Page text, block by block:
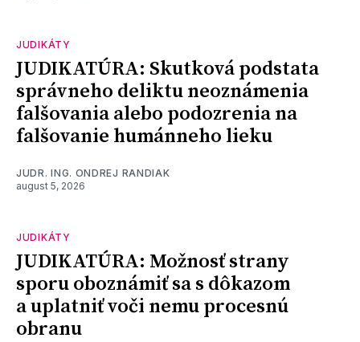
JUDIKÁTY
JUDIKATÚRA: Skutková podstata
správneho deliktu neoznámenia
falšovania alebo podozrenia na
falšovanie humánneho lieku
JUDR. ING. ONDREJ RANDIAK
august 5, 2026
JUDIKÁTY
JUDIKATÚRA: Možnosť strany
sporu oboznámiť sa s dôkazom
a uplatniť voči nemu procesnú
obranu